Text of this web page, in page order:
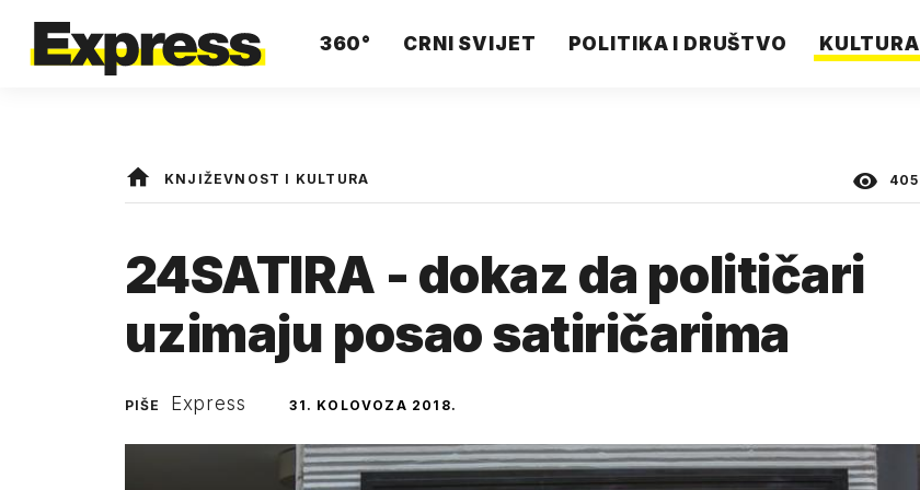
360° CRNI SVIJET POLITIKA I DRUŠTVO KULTURA
KNJIŽEVNOST I KULTURA 405
24SATIRA - dokaz da političari
uzimaju posao satiričarima
PIŠE Express 31. KOLOVOZA 2018.